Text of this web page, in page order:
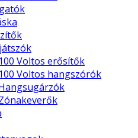
100 Voltos erősítők
100 Voltos hangszórók